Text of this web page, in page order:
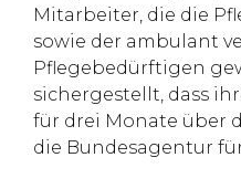
Mitarbeiter, die die
sowie der ambulant
Pflegebedürftigen
sichergestellt, dass
für drei Monate über
die Bundesagentur